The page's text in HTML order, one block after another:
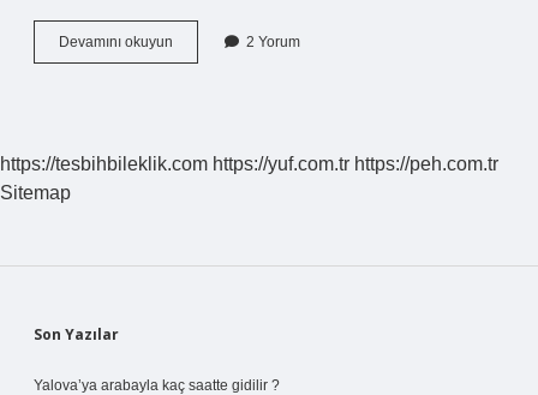
Devamını okuyun
Düşüklüğüne
2 Yorum
https://tesbihbileklik.com https://yuf.com.tr https://peh.com.tr
Sitemap
Sidebar
Son Yazılar
Yalova’ya arabayla kaç saatte gidilir ?